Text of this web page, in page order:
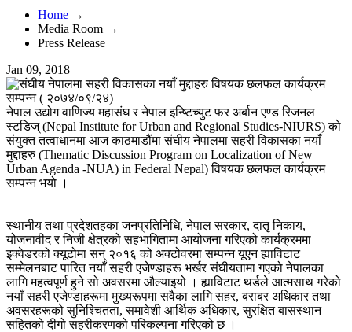
Home →
Media Room →
Press Release
Jan 09, 2018
नेपाल उद्योग वाणिज्य महासंघ र नेपाल इन्ष्टिच्युट फर अर्बान एण्ड रिजनल
स्टडिज् (Nepal Institute for Urban and Regional Studies-NIURS) को
संयुक्त तत्वाधानमा आज काठमाडौंमा संघीय नेपालमा सहरी विकासका नयाँ
मुद्दाहरु (Thematic Discussion Program on Localization of New
Urban Agenda -NUA) in Federal Nepal) विषयक छलफल कार्यक्रम
सम्पन्न भयो ।
स्थानीय तथा प्रदेशतहका जनप्रतिनिधि, नेपाल सरकार, दातृ निकाय,
योजनावीद र निजी क्षेत्रको सहभागितामा आयोजना गरिएको कार्यक्रममा
इक्वेडरको क्यूटोमा सन् २०१६ को अक्टोवरमा सम्पन्न यूएन ह्याविटाट
सम्मेलनबाट पारित नयाँ सहरी एजेण्डाहरू भर्खर संघीयतामा गएको नेपालका
लागि महत्वपूर्ण हुने सो अवसरमा औल्याइयो । ह्याविटाट थर्डले आत्मसाथ गरेको
नयाँ सहरी एजेण्डाहरूमा मुख्यरूपमा सवैका लागि सहर, बराबर अधिकार तथा
अवसरहरूको सुनिश्चितता, समावेशी आर्थिक अधिकार, सुरक्षित बासस्थान
सहितको दीगो सहरीकरणको परिकल्पना गरिएको छ ।